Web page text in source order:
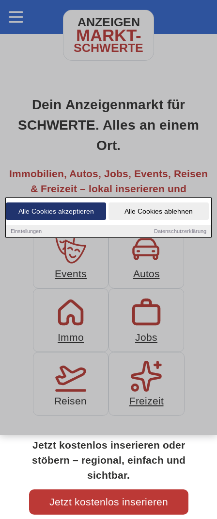
Alle Cookies akzeptieren Alle Cookies ablehnen
Einstellungen Datenschutzerklärung
ANZEIGEN
MARKT-
SCHWERTE
Dein Anzeigenmarkt für
SCHWERTE. Alles an einem
Ort.
Immobilien, Autos, Jobs, Events, Reisen
& Freizeit – lokal inserieren und
entdecken.
Events Autos
Immo Jobs
Reisen Freizeit
Jetzt kostenlos inserieren oder
stöbern – regional, einfach und
sichtbar.
Jetzt kostenlos inserieren